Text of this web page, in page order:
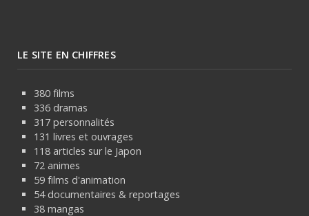
LE SITE EN CHIFFRES
380 films
336 dramas
317 personnalités
131 livres et ouvrages
118 articles sur le Japon
72 animes
59 films d'animation
54 documentaires & reportages
38 mangas